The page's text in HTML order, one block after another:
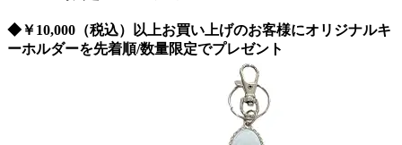
◆￥10,000（税込）以上お買い上げのお客様にオリジナルキ
ーホルダーを先着順/数量限定でプレゼント